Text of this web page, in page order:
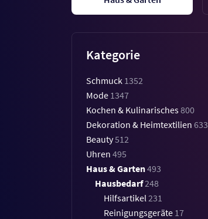
Kategorie
Schmuck 1352
Mode 1347
Kochen & Kulinarisches800
Dekoration & Heimtextilien 633
Beauty512
Uhren 495
Haus & Garten493
Hausbedarf248
Hilfsartikel231
Reinigungsgeräte 17